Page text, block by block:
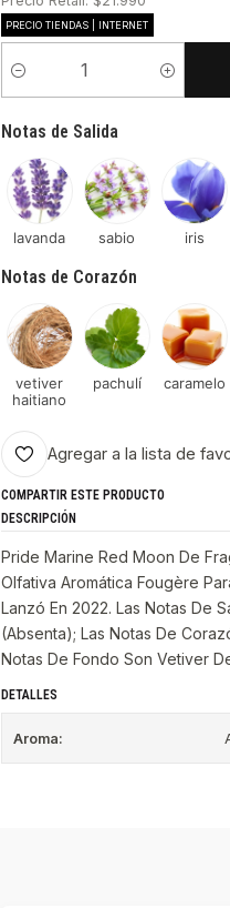
PRECIO TIENDAS | INTERNET
Cantidad
Notas de Salida
lavanda sabio iris
Notas de Corazón
vetiver
haitiano
pachulí caramelo
Agregar a la lista de
COMPARTIR ESTE PRODUCTO
DESCRIPCIÓN
Pride Marine Red Moon De
Olfativa Aromática Fougère
Lanzó En 2022. Las Notas De
(Absenta); Las Notas De
Notas De Fondo Son Vetiver
DETALLES
Aroma: